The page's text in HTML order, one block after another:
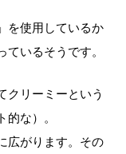
を使用しているか
いるそうです。
クリーミーという
な）。
広がります。その